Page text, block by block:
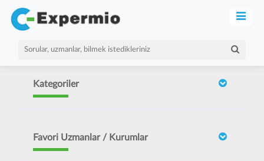
Kategoriler
Favori Uzmanlar / Kurumlar